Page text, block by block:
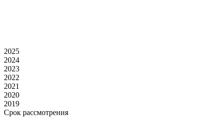
2025
2024
2023
2022
2021
2020
2019
Срок рассмотрения